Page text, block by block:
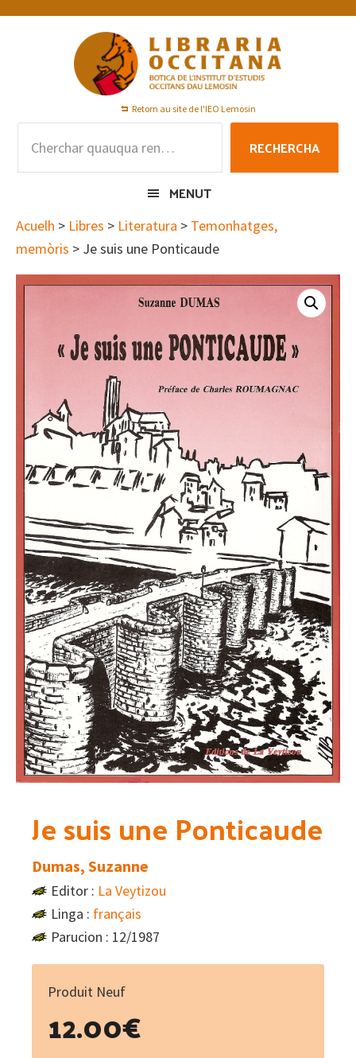
Skip
Skip
Skip
Retorn au site de l'IEO Lemosin
RECHERCHA
MENUT
Acuelh > Libres > Literatura > Temonhatges,
memòris > Je suis une Ponticaude
Je suis une Ponticaude
Dumas, Suzanne
Editor : La Veytizou
Linga : français
Parucion : 12/1987
Produit Neuf
12.00€